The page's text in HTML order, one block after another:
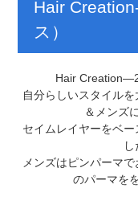
Hair
ス）
Hair
自分らしいスタイル
＆メンズ
セイムレイヤーをベ
メンズはピンパーマ
のパーマを